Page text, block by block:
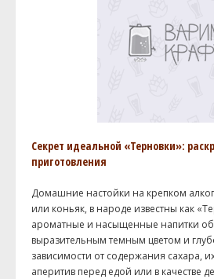
Секрет идеальной «Терновки»:
приготовления
Домашние настойки на крепком
или коньяк, в народе известны как
ароматные и насыщенные напитки
выразительным темным цветом и
зависимости от содержания сахара,
аперитив перед едой или в качестве